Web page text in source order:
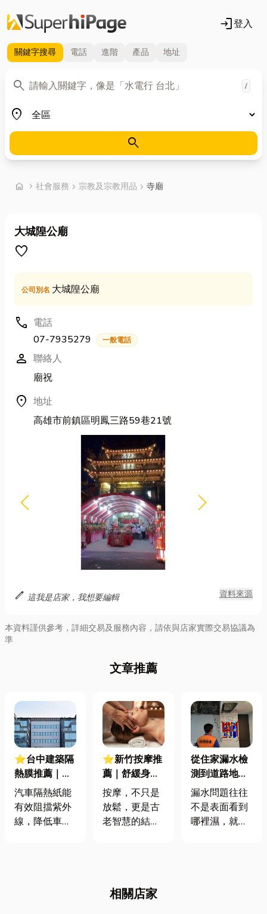
login登入
關鍵字搜尋 電話 進階 產品 地址
search
關鍵字 /
place
地區
search
home chevron_right 首頁
社會服務 chevron_right 宗教及宗教用品 chevron_right 寺廟
大城隍公廟
favorite
公司別名 大城隍公廟
call 電話
07-7935279
一般電話
person 聯絡人
廟祝
location_on 地址
高雄市前鎮區明鳳三路59巷21號
edit 這我是店家，我想要編輯 資料來源
本資料謹供參考，詳細交易及服務內容，請依與店家實際交易協議為
準
文章推薦
⭐台中建築隔
熱膜推薦｜告
別悶熱！一篇
告訴你隔熱紙
好處有哪些?優
汽車隔熱紙能
有效阻擋紫外
線，降低車內
⭐新竹按摩推
薦｜舒緩身心
從泰式到油
壓，滿足你對
按摩的所有想
按摩，不只是
放鬆，更是古
老智慧的結
經絡穴位到西
從住家漏水檢
測到道路地下
管線探測的專
業服務
漏水問題往往
不是表面看到
哪裡濕，就代
相關店家